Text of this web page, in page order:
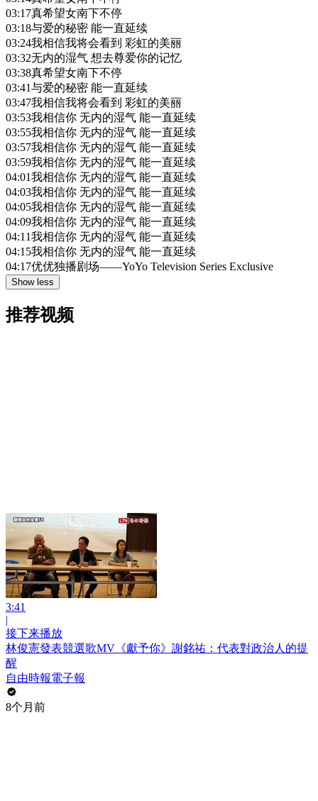
03:17真希望女南下不停
03:18与爱的秘密 能一直延续
03:24我相信我将会看到 彩虹的美丽
03:32无内的湿气 想去尊爱你的记忆
03:38真希望女南下不停
03:41与爱的秘密 能一直延续
03:47我相信我将会看到 彩虹的美丽
03:53我相信你 无内的湿气 能一直延续
03:55我相信你 无内的湿气 能一直延续
03:57我相信你 无内的湿气 能一直延续
03:59我相信你 无内的湿气 能一直延续
04:01我相信你 无内的湿气 能一直延续
04:03我相信你 无内的湿气 能一直延续
04:05我相信你 无内的湿气 能一直延续
04:09我相信你 无内的湿气 能一直延续
04:11我相信你 无内的湿气 能一直延续
04:15我相信你 无内的湿气 能一直延续
04:17优优独播剧场——YoYo Television Series Exclusive
Show less
推荐视频
3:41
|
接下来播放
林俊憲發表競選歌MV《獻予你》謝銘祐：代表對政治人的提
醒
自由時報電子報
8个月前